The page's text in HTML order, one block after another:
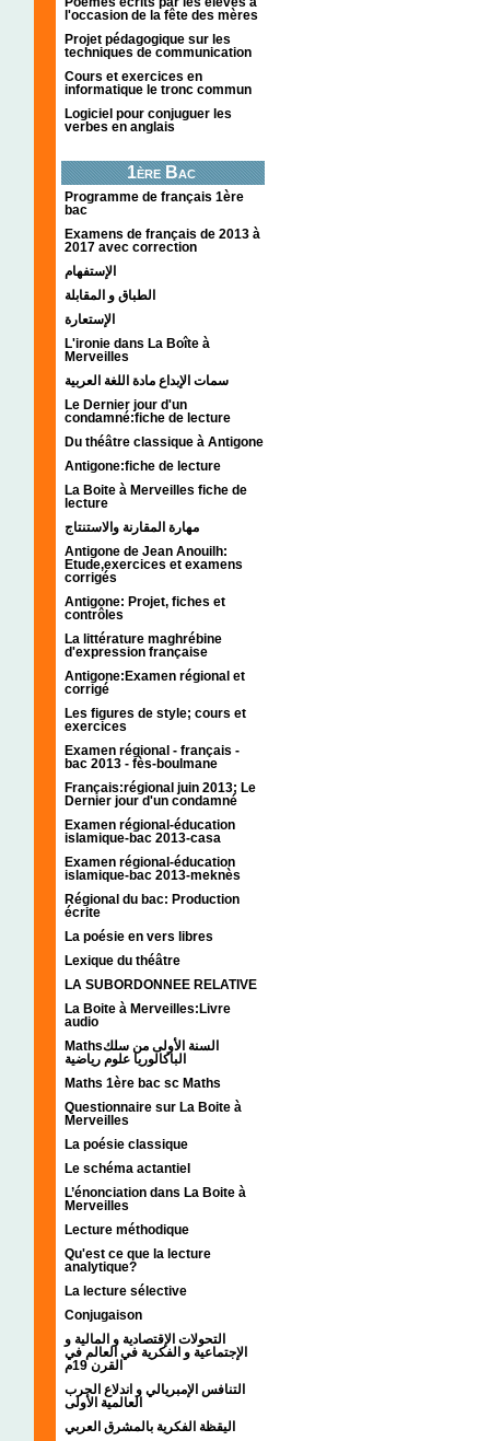
l'occasion de la fête des mères
Projet pédagogique sur les
techniques de communication
Cours et exercices en
informatique le tronc commun
Logiciel pour conjuguer les
verbes en anglais
1ère Bac
Programme de français 1ère
bac
Examens de français de 2013 à
2017 avec correction
الإستفهام
الطباق و المقابلة
الإستعارة
L'ironie dans La Boîte à
Merveilles
سمات الإبداع مادة اللغة العربية
Le Dernier jour d'un
condamné:fiche de lecture
Du théâtre classique à Antigone
Antigone:fiche de lecture
La Boite à Merveilles fiche de
lecture
مهارة المقارنة والاستنتاج
Antigone de Jean Anouilh:
Etude,exercices et examens
corrigés
Antigone: Projet, fiches et
contrôles
La littérature maghrébine
d'expression française
Antigone:Examen régional et
corrigé
Les figures de style; cours et
exercices
Examen régional - français -
bac 2013 - fès-boulmane
Français:régional juin 2013; Le
Dernier jour d'un condamné
Examen régional-éducation
islamique-bac 2013-casa
Examen régional-éducation
islamique-bac 2013-meknès
Régional du bac: Production
écrite
La poésie en vers libres
Lexique du théâtre
LA SUBORDONNEE RELATIVE
La Boite à Merveilles:Livre
audio
Mathsالسنة الأولى من سلك
الباكالوريا علوم رياضية
Maths 1ère bac sc Maths
Questionnaire sur La Boite à
Merveilles
La poésie classique
Le schéma actantiel
L’énonciation dans La Boite à
Merveilles
Lecture méthodique
Qu'est ce que la lecture
analytique?
La lecture sélective
Conjugaison
التحولات الإقتصادية و المالية و
الإجتماعية و الفكرية في العالم في
القرن 19م
التنافس الإمبريالي و اندلاع الحرب
العالمية الأولى
اليقظة الفكرية بالمشرق العربي